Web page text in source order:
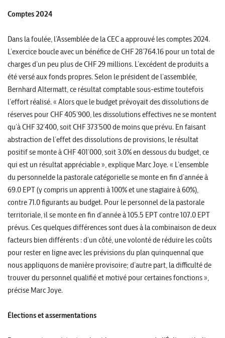
Comptes 2024
Dans la foulée, l’Assemblée de la CEC a approuvé les comptes 2024.
L’exercice boucle avec un bénéfice de CHF 28’764.16 pour un total de
charges d’un peu plus de CHF 29 millions. L’excédent de produits a
été versé aux fonds propres. Selon le président de l’assemblée,
Bernhard Altermatt, ce résultat comptable sous-estime toutefois
l’effort réalisé. « Alors que le budget prévoyait des dissolutions de
réserves pour CHF 405’900, les dissolutions effectives ne se montent
qu’à CHF 32’400, soit CHF 373’500 de moins que prévu. En faisant
abstraction de l’effet des dissolutions de provisions, le résultat
positif se monte à CHF 401’000, soit 3.0% en dessous du budget, ce
qui est un résultat appréciable », explique Marc Joye. « L’ensemble
du personnelde la pastorale catégorielle se monte en fin d’année à
69.0 EPT (y compris un apprenti à 100% et une stagiaire à 60%),
contre 71.0 figurants au budget. Pour le personnel de la pastorale
territoriale, il se monte en fin d’année à 105.5 EPT contre 107.0 EPT
prévus. Ces quelques différences sont dues à la combinaison de deux
facteurs bien différents : d’un côté, une volonté de réduire les coûts
pour rester en ligne avec les prévisions du plan quinquennal que
nous appliquons de manière provisoire; d’autre part, la difficulté de
trouver du personnel qualifié et motivé pour certaines fonctions »,
précise Marc Joye.
Élections et assermentations